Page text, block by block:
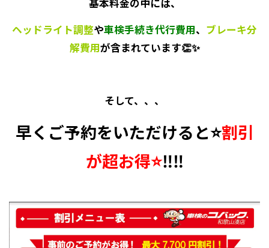
ヘッドライト調整や車検手続き代行費用、 ブレーキ分
解費用が含まれています👏✨
そして、、、
早くご予約をいただけると⭐割引
が超お得⭐‼️‼️